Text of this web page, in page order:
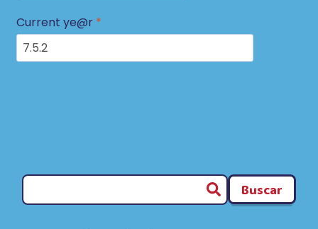
Current ye@r *
Buscar